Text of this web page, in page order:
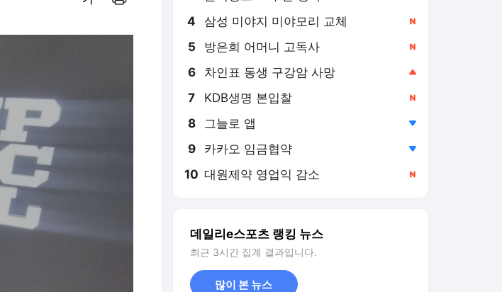
4 삼성 미야지 미야모리 교체
5 방은희 어머니 고독사
6 차인표 동생 구강암 사망
7 KDB생명 본입찰
8 그늘로 앱
9 카카오 임금협약
10 대원제약 영업익 감소
데일리e스포츠 랭킹 뉴스
최근 3시간 집계 결과입니다.
많이 본 뉴스